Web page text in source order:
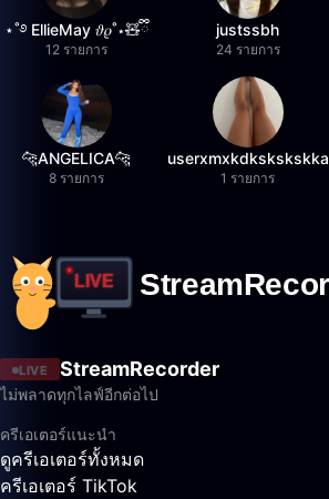
⋆˚࿔ EllieMay 𝜗𝜚˚⋆🧸ྀི
12 รายการ
justssbh
24 รายการ
🐆ANGELICA🐆
8 รายการ
userxmxkdkskskskka
1 รายการ
LIVE StreamRecorder
ไม่พลาดทุกไลฟ์อีกต่อไป
ครีเอเตอร์แนะนำ
ดูครีเอเตอร์ทั้งหมด
ครีเอเตอร์ TikTok